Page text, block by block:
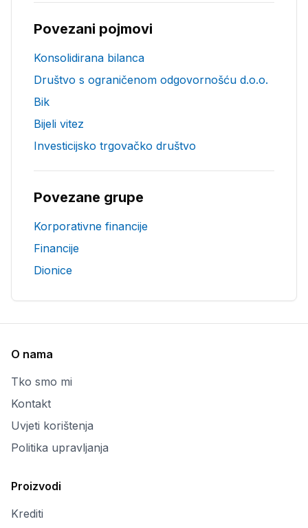
Povezani pojmovi
Konsolidirana bilanca
Društvo s ograničenom odgovornošću d.o.o.
Bik
Bijeli vitez
Investicijsko trgovačko društvo
Povezane grupe
Korporativne financije
Financije
Dionice
O nama
Tko smo mi
Kontakt
Uvjeti korištenja
Politika upravljanja
Proizvodi
Krediti